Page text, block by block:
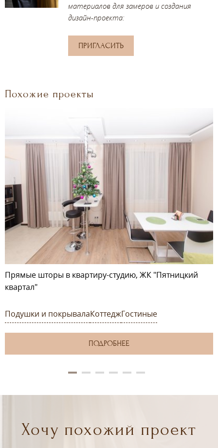
материалов для замеров и создания
дизайн-проекта:
ПРИГЛАСИТЬ
Похожие проекты
Прямые шторы в квартиру-студию, ЖК "Пятницкий
квартал"
Подушки и покрывалаКоттеджГостиные
ПОДРОБНЕЕ
Хочу похожий проект